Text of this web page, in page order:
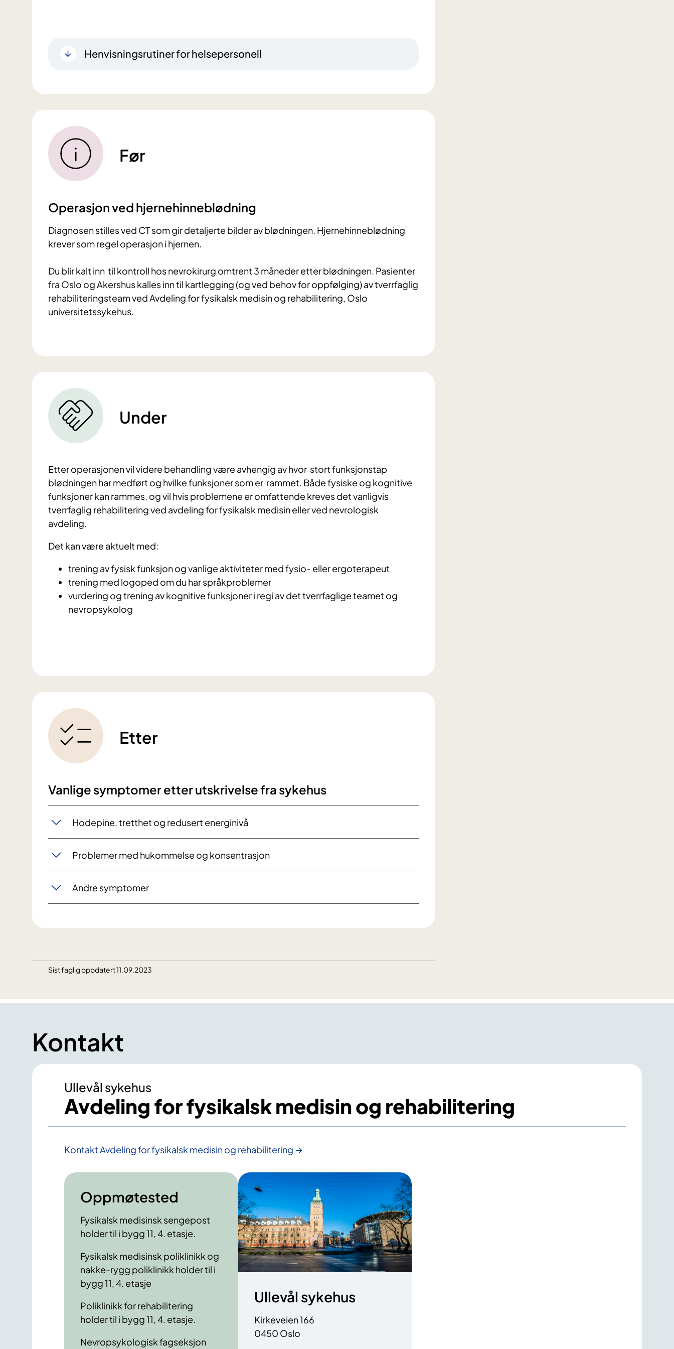
Henvisningsrutiner for helsepersonell
Før
Operasjon ved hjernehinneblødning
Diagnosen stilles ved CT som gir detaljerte bilder av blødningen. Hjernehinneblødning
krever som regel operasjon i hjernen.
Du blir kalt inn til kontroll hos nevrokirurg omtrent 3 måneder etter blødningen. Pasienter
fra Oslo og Akershus kalles inn til kartlegging (og ved behov for oppfølging) av tverrfaglig
rehabiliteringsteam ved Avdeling for fysikalsk medisin og rehabilitering, Oslo
universitetssykehus.
Under
Etter operasjonen vil videre behandling være avhengig av hvor stort funksjonstap
blødningen har medført og hvilke funksjoner som er rammet. Både fysiske og kognitive
funksjoner kan rammes, og vil hvis problemene er omfattende kreves det vanligvis
tverrfaglig rehabilitering ved avdeling for fysikalsk medisin eller ved nevrologisk
avdeling.
Det kan være aktuelt med:
trening av fysisk funksjon og vanlige aktiviteter med fysio- eller ergoterapeut
trening med logoped om du har språkproblemer
vurdering og trening av kognitive funksjoner i regi av det tverrfaglige teamet og
nevropsykolog
Etter
Vanlige symptomer etter utskrivelse fra sykehus
Hodepine, tretthet og redusert energinivå
Problemer med hukommelse og konsentrasjon
Andre symptomer
Sist faglig oppdatert 11.09.2023
Kontakt
Ullevål sykehus
Avdeling for fysikalsk medisin og rehabilitering
Kontakt Avdeling for fysikalsk medisin og rehabilitering
Oppmøtested
Fysikalsk medisinsk sengepost
holder til i bygg 11, 4. etasje.
Fysikalsk medisinsk poliklinikk og
nakke-rygg poliklinikk holder til i
bygg 11, 4. etasje
Poliklinikk for rehabilitering
holder til i bygg 11, 4. etasje.
Nevropsykologisk fagseksjon
Ullevål sykehus
Kirkeveien 166
0450 Oslo